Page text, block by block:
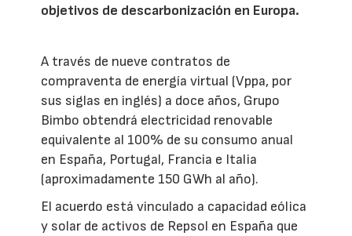
objetivos de descarbonización en Europa.
A través de nueve contratos de
compraventa de energía virtual (Vppa, por
sus siglas en inglés) a doce años, Grupo
Bimbo obtendrá electricidad renovable
equivalente al 100% de su consumo anual
en España, Portugal, Francia e Italia
(aproximadamente 150 GWh al año).
El acuerdo está vinculado a capacidad eólica
y solar de activos de Repsol en España que